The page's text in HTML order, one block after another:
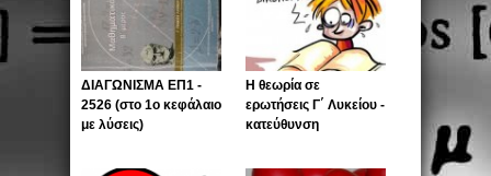
ΔΙΑΓΩΝΙΣΜΑ ΕΠ1 -
2526 (στο 1ο κεφάλαιο
με λύσεις)
Η θεωρία σε
ερωτήσεις Γ΄ Λυκείου -
κατεύθυνση